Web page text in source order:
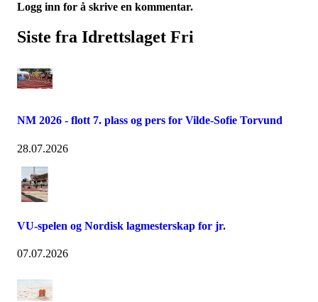
Logg inn for å skrive en kommentar.
Siste fra Idrettslaget Fri
NM 2026 - flott 7. plass og pers for Vilde-Sofie Torvund
28.07.2026
VU-spelen og Nordisk lagmesterskap for jr.
07.07.2026